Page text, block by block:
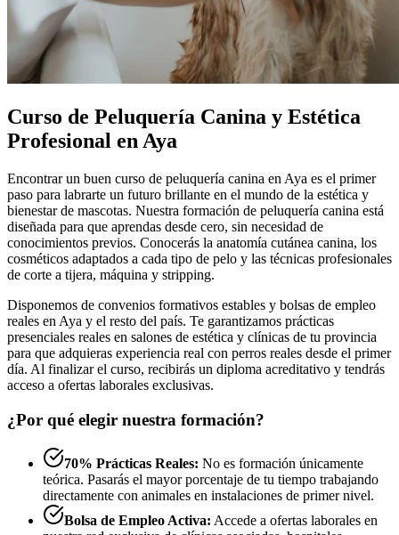
Curso de Peluquería Canina y Estética
Profesional en Aya
Encontrar un buen curso de peluquería canina en Aya es el primer
paso para labrarte un futuro brillante en el mundo de la estética y
bienestar de mascotas. Nuestra formación de peluquería canina está
diseñada para que aprendas desde cero, sin necesidad de
conocimientos previos. Conocerás la anatomía cutánea canina, los
cosméticos adaptados a cada tipo de pelo y las técnicas profesionales
de corte a tijera, máquina y stripping.
Disponemos de convenios formativos estables y bolsas de empleo
reales en Aya y el resto del país. Te garantizamos prácticas
presenciales reales en salones de estética y clínicas de tu provincia
para que adquieras experiencia real con perros reales desde el primer
día. Al finalizar el curso, recibirás un diploma acreditativo y tendrás
acceso a ofertas laborales exclusivas.
¿Por qué elegir nuestra formación?
70% Prácticas Reales: No es formación únicamente
teórica. Pasarás el mayor porcentaje de tu tiempo trabajando
directamente con animales en instalaciones de primer nivel.
Bolsa de Empleo Activa: Accede a ofertas laborales en